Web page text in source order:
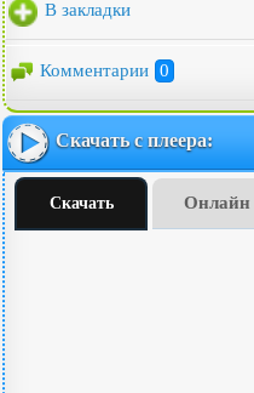
В закладки
Комментарии 0
Скачать с плеера:
Скачать Онлайн